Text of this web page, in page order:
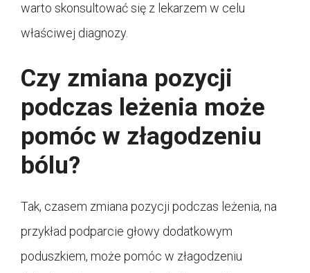
warto skonsultować się z lekarzem w celu
właściwej diagnozy.
Czy zmiana pozycji
podczas leżenia może
pomóc w złagodzeniu
bólu?
Tak, czasem zmiana pozycji podczas leżenia, na
przykład podparcie głowy dodatkowym
poduszkiem, może pomóc w złagodzeniu